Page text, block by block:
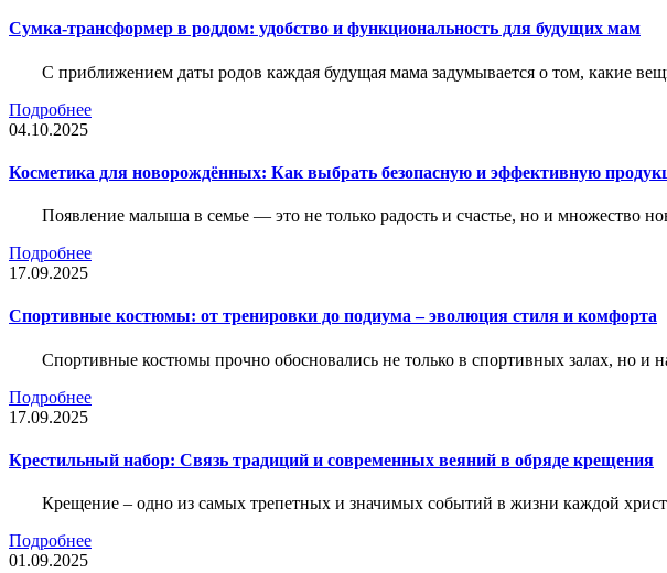
Сумка-трансформер в роддом: удобство и функциональность для будущих мам
С приближением даты родов каждая будущая мама задумывается о том, какие
Подробнее
04.10.2025
Косметика для новорождённых: Как выбрать безопасную и эффективную
Появление малыша в семье — это не только радость и счастье, но и множество
Подробнее
17.09.2025
Спортивные костюмы: от тренировки до подиума – эволюция стиля и комфорта
Спортивные костюмы прочно обосновались не только в спортивных залах, но и
Подробнее
17.09.2025
Крестильный набор: Связь традиций и современных веяний в обряде крещения
Крещение – одно из самых трепетных и значимых событий в жизни каждой
Подробнее
01.09.2025